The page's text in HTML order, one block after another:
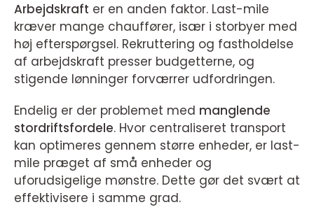
Arbejdskraft er en anden faktor. Last-mile
kræver mange chauffører, især i storbyer med
høj efterspørgsel. Rekruttering og fastholdelse
af arbejdskraft presser budgetterne, og
stigende lønninger forværrer udfordringen.
Endelig er der problemet med manglende
stordriftsfordele. Hvor centraliseret transport
kan optimeres gennem større enheder, er last-
mile præget af små enheder og
uforudsigelige mønstre. Dette gør det svært at
effektivisere i samme grad.